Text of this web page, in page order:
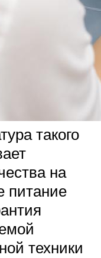
такого
на
питание
техники